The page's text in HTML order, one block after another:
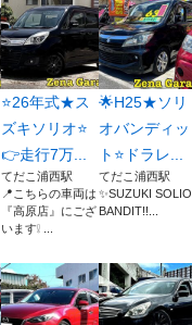
⭐26年式★ス
ズキソリオ⭐
👉走行7万...
てだこ浦西駅
📍こちらの車両は
『高原店』にござ
います❕ ...
🌟H25★ソリ
オバンディッ
ト⭐ドラレ...
てだこ浦西駅
✨SUZUKI SOLIO
BANDIT!!...